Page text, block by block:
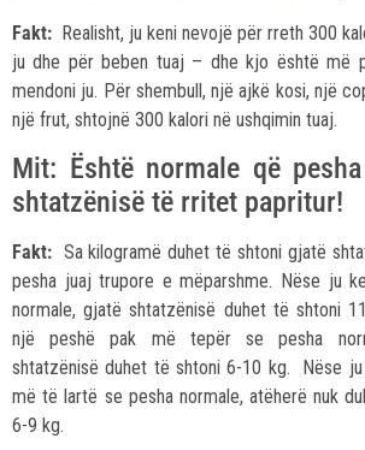
Fakt: Realisht, ju keni nevojë për rreth 300
ju dhe për beben tuaj – dhe kjo është më
mendoni ju. Për shembull, një ajkë kosi, një
një frut, shtojnë 300 kalori në ushqimin tuaj.
Mit: Është normale që
shtatzënisë të rritet papritur!
Fakt: Sa kilogramë duhet të shtoni gjatë
pesha juaj trupore e mëparshme. Nëse ju
normale, gjatë shtatzënisë duhet të shtoni
një peshë pak më tepër se pesha
shtatzënisë duhet të shtoni 6-10 kg. Nëse
më të lartë se pesha normale, atëherë nuk
6-9 kg.